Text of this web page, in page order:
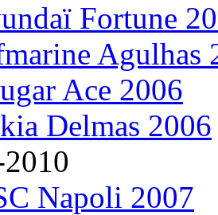
Fortune
Agulhas
Ace 2006
Delmas 2006
Napoli 2007